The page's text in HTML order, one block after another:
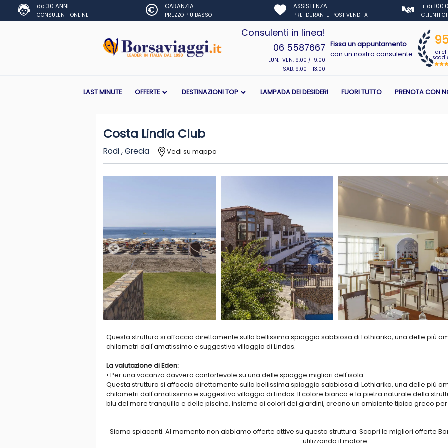
da 30 ANNI
CONSULENTI ONLINE
GARANZIA
PREZZO PIÙ BASSO
ASSISTENZA
PRE-DURANTE-POST VENDITA
+ di
CLIENTI
Consulenti in linea!
06 5587667
LUN.-VEN. 9.00 / 19.00
SAB. 9.00 - 13.00
Fissa un appuntamento
con un nostro consulente
di
LAST MINUTE OFFERTE DESTINAZIONI TOP LAMPADA DEI DESIDERI FUORI TUTTO PRENOTA CON
Costa Lindia Club
Rodi , Grecia Vedi su mappa
Questa struttura si affaccia direttamente sulla bellissima spiaggia sabbiosa di Lothiarika, una delle più
chilometri dall'amatissimo e suggestivo villaggio di Lindos.
La valutazione di Eden:
• Per una vacanza davvero confortevole su una delle spiagge migliori dell'isola
Questa struttura si affaccia direttamente sulla bellissima spiaggia sabbiosa di Lothiarika, una delle più
chilometri dall'amatissimo e suggestivo villaggio di Lindos. Il colore bianco e la pietra naturale della
blu del mare tranquillo e delle piscine, insieme ai colori dei giardini, creano un ambiente tipico greco
Eden vi consiglia di approfittare del conveniente noleggio auto o scooter per dedicare almeno una
Lindos, di Rodi città, Patrimonio Unesco, e tante altre baie, tra cui Tsambika, inserita tra due promontori
Siamo spiacenti. Al momento non abbiamo offerte attive su questa struttura. Scopri le migliori offerte
utilizzando il motore.